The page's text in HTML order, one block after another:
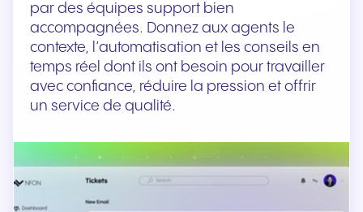
par des équipes support bien
accompagnées. Donnez aux agents le
contexte, l’automatisation et les conseils en
temps réel dont ils ont besoin pour travailler
avec confiance, réduire la pression et offrir
un service de qualité.